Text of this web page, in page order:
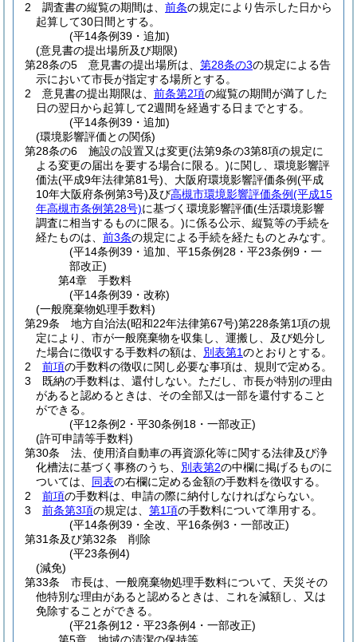
2
調査書の縦覧の期間は、 前条の規定により告示した日から
起算して30日間とする。
(平14条例39・追加)
(意見書の提出場所及び期限)
第28条の5
意見書の提出場所は、 第28条の3の規定による告
示において市長が指定する場所とする。
2
意見書の提出期限は、 前条第2項の縦覧の期間が満了した
日の翌日から起算して2週間を経過する日までとする。
(平14条例39・追加)
(環境影響評価との関係)
第28条の6
施設の設置又は変更(法第9条の3第8項の規定に
よる変更の届出を要する場合に限る。)に関し、環境影響評
価法(平成9年法律第81号) 、大阪府環境影響評価条例(平成
10年大阪府条例第3号)及び高槻市環境影響評価条例(平成15
年高槻市条例第28号)に基づく環境影響評価(生活環境影響
調査に相当するものに限る。)に係る公示、縦覧等の手続を
経たものは、 前3条の規定による手続を経たものとみなす。
(平14条例39・追加、平15条例28・平23条例9・一
部改正)
第4章
手数料
(平14条例39・改称)
(一般廃棄物処理手数料)
第29条
地方自治法(昭和22年法律第67号)第228条第1項の規
定により、市が一般廃棄物を収集し、運搬し、及び処分し
た場合に徴収する手数料の額は、 別表第1のとおりとする。
2
前項の手数料の徴収に関し必要な事項は、規則で定める。
3
既納の手数料は、還付しない。 ただし、市長が特別の理由
があると認めるときは、その全部又は一部を還付すること
ができる。
(平12条例2・平30条例18・一部改正)
(許可申請等手数料)
第30条
法、使用済自動車の再資源化等に関する法律及び浄
化槽法に基づく事務のうち、 別表第2の中欄に掲げるものに
ついては、 同表の右欄に定める金額の手数料を徴収する。
2
前項の手数料は、申請の際に納付しなければならない。
3
前条第3項の規定は、 第1項の手数料について準用する。
(平14条例39・全改、平16条例3・一部改正)
第31条及び第32条
削除
(平23条例4)
(減免)
第33条
市長は、一般廃棄物処理手数料について、天災その
他特別な理由があると認めるときは、これを減額し、又は
免除することができる。
(平21条例12・平23条例4・一部改正)